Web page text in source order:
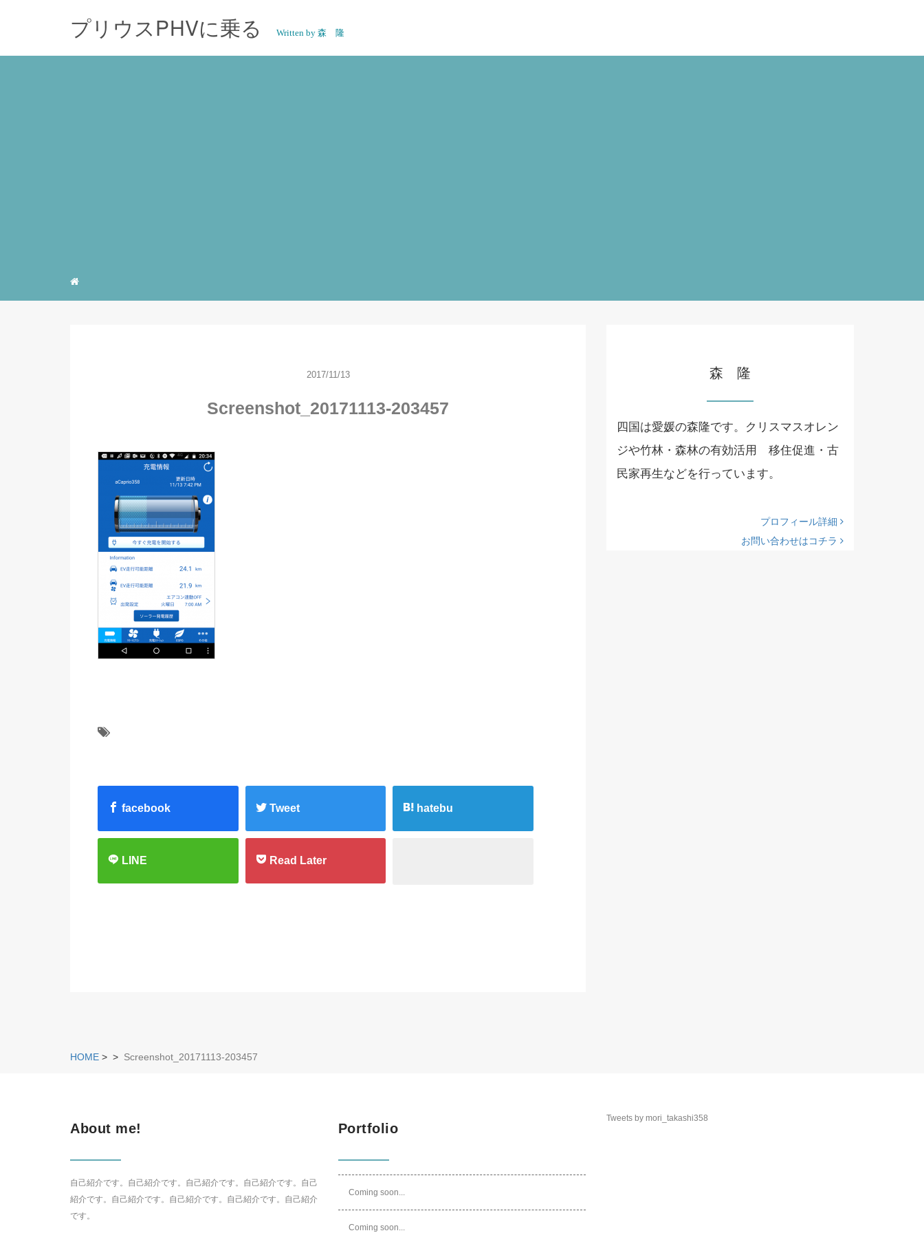
プリウスPHVに乗る Written by 森 隆
2017/11/13
Screenshot_20171113-203457
facebook Tweet hatebu
LINE Read Later
森 隆
四国は愛媛の森隆です。クリスマスオレン
ジや竹林・森林の有効活用 移住促進・古
民家再生などを行っています。
プロフィール詳細
お問い合わせはコチラ
HOME > > Screenshot_20171113-203457
About me!
自己紹介です。自己紹介です。自己紹介です。自己紹介です。自己
紹介です。自己紹介です。自己紹介です。自己紹介です。自己紹介
です。
Portfolio
Coming soon...
Coming soon...
Tweets by mori_takashi358